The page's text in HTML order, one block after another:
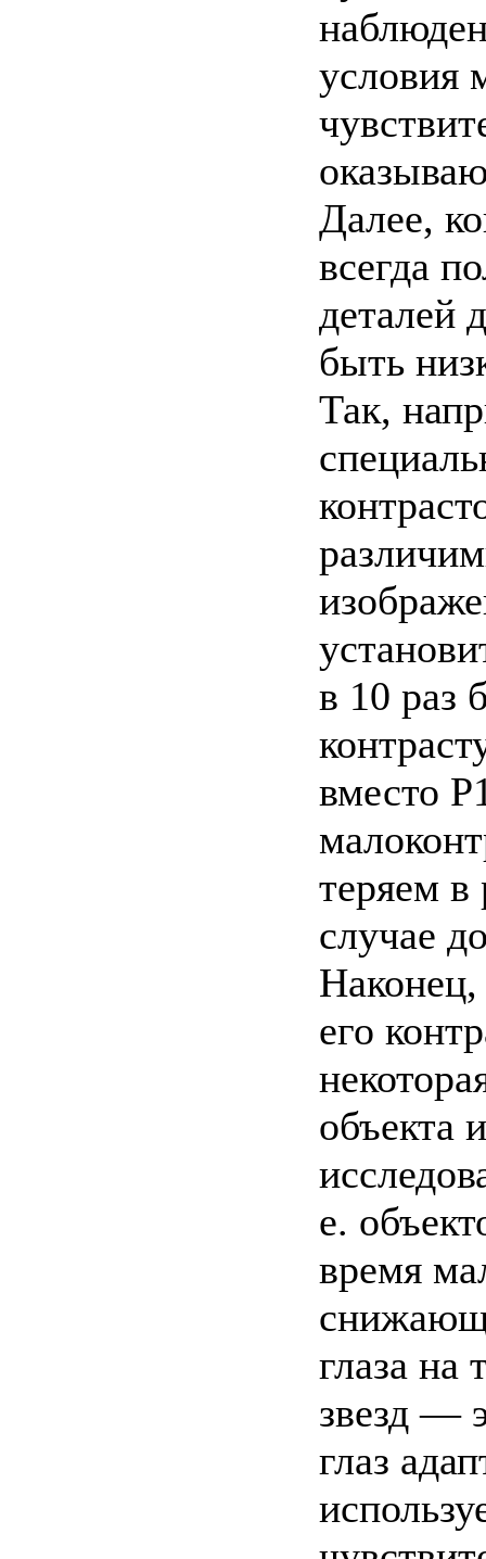
условия
Далее,
всегда
деталей
быть
Так,
в 10 раз
вместо
теряем в
случае
его
объекта
е.
время
глаза на
звезд —
глаз